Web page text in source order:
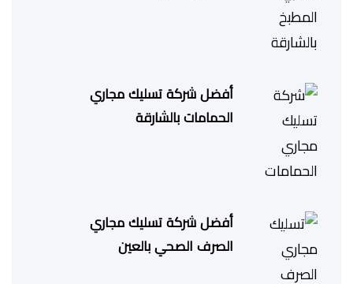
أفضل شركة تسليك مجاري
الحمامات بالشارقة
أفضل شركة تسليك مجاري
الصرف الصحي بالعين